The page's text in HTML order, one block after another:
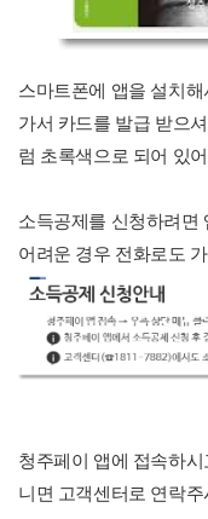
스마트폰에 앱을 설치
가서 카드를 발급 받으
럼 초록색으로 되어 있
소득공제를 신청하려면
어려운 경우 전화로도
청주페이 앱에 접속하
니면 고객센터로 연락